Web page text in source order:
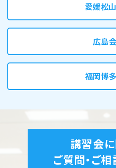
愛媛松
広島
福岡博
講習会
ご質問・ご